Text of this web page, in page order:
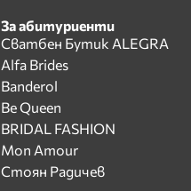
За абитуриенти
Сватбен Бутик ALEGRA
Alfa Brides
Banderol
Be Queen
BRIDAL FASHION
Mon Amour
Стоян Радичев